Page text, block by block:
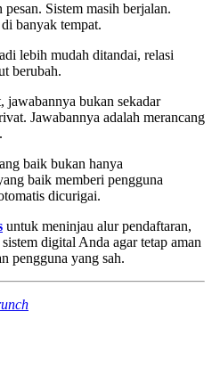
Sistem masih berjalan.
banyak tempat.
lebih mudah ditandai, relasi
berubah.
bukan sekadar
Jawabannya adalah merancang
baik bukan hanya
baik memberi pengguna
dicurigai.
untuk meninjau alur pendaftaran,
digital Anda agar tetap aman
pengguna yang sah.